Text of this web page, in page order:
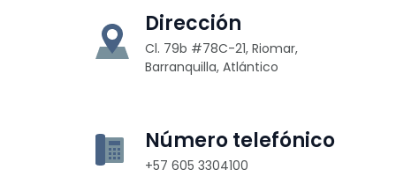
Dirección
Cl. 79b #78C-21, Riomar,
Barranquilla, Atlántico
Número telefónico
+57 605 3304100